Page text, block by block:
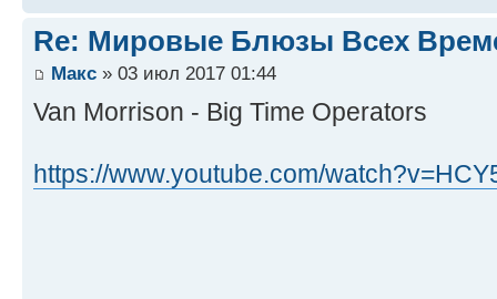
Re: Мировые Блюзы Всех
Макс » 03 июл 2017 01:44
Van Morrison - Big Time Operators
https://www.youtube.com/